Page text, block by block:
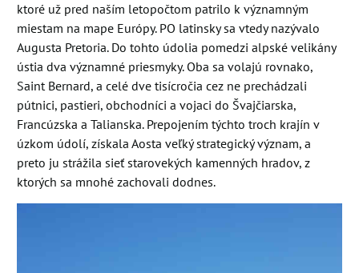
ktoré už pred naším letopočtom patrilo k významným
miestam na mape Európy. PO latinsky sa vtedy nazývalo
Augusta Pretoria. Do tohto údolia pomedzi alpské velikány
ústia dva významné priesmyky. Oba sa volajú rovnako,
Saint Bernard, a celé dve tisícročia cez ne prechádzali
pútnici, pastieri, obchodníci a vojaci do Švajčiarska,
Francúzska a Talianska. Prepojením týchto troch krajín v
úzkom údolí, získala Aosta veľký strategický význam, a
preto ju strážila sieť starovekých kamenných hradov, z
ktorých sa mnohé zachovali dodnes.